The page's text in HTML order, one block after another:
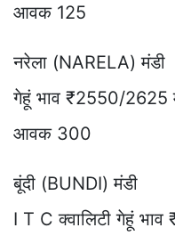
आवक 125
नरेला (NARELA) मंडी
गेहूं भाव ₹2550/2625
आवक 300
बूंदी (BUNDI) मंडी
I T C क्वालिटी गेहूं